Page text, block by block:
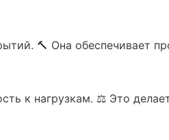
🔨 Она обеспечивает
к нагрузкам. ⚖️ Это